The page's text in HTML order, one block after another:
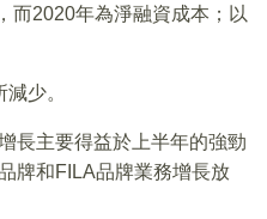
而2020年為淨融資成本；以
少。
長主要得益於上半年的強勁
牌和FILA品牌業務增長放